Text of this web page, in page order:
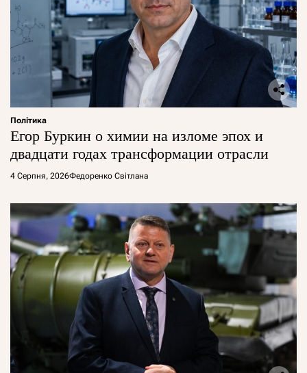
Політика
Егор Буркин о химии на изломе эпох и
двадцати годах трансформации отрасли
4 Серпня, 2026Федоренко Світлана